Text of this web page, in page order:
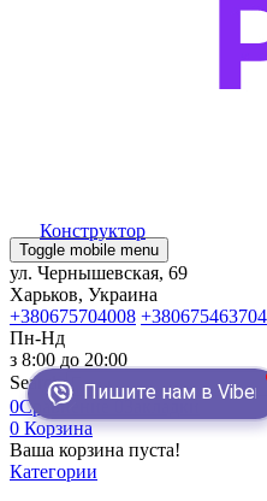
Toggle mobile menu
Конструктор
ул. Чернышевская, 69
Харьков, Украина
+380675704008 +380675463704
Пишите нам в Viber
Пн-Нд
з 8:00 до 20:00
Search
0Сравнение
0 Корзина
Ваша корзина пуста!
Категории